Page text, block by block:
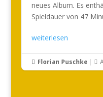
neues Album. Es
Spieldauer von 47
weiterlesen
 Florian Puschke | 